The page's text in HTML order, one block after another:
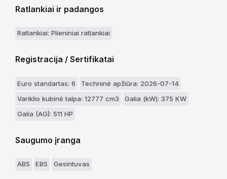
Ratlankiai ir padangos
Ratlankiai: Plieniniai ratlankiai
Registracija / Sertifikatai
Euro standartas: 6
Techninė apžiūra: 2026-07-14
Variklio kubinė talpa: 12777 cm3
Galia (kW): 375 KW
Galia (AG): 511 HP
Saugumo įranga
ABS EBS Gesintuvas